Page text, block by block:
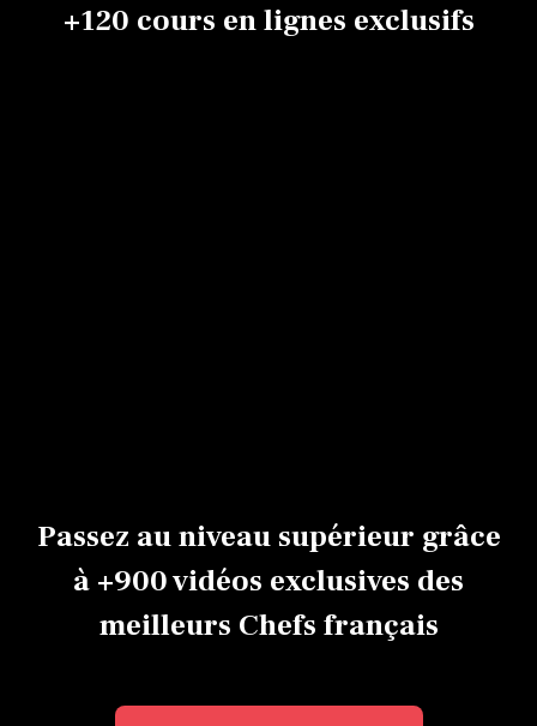
+120 cours en lignes exclusifs
Passez au niveau supérieur grâce
à +900 vidéos exclusives des
meilleurs Chefs français